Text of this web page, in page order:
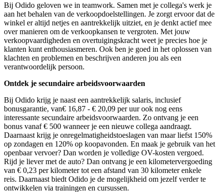
Bij Odido geloven we in teamwork. Samen met je collega's werk je
aan het behalen van de verkoopdoelstellingen. Je zorgt ervoor dat de
winkel er altijd netjes en aantrekkelijk uitziet, en je denkt actief mee
over manieren om de verkoopkansen te vergroten. Met jouw
verkoopvaardigheden en overtuigingskracht weet je precies hoe je
klanten kunt enthousiasmeren. Ook ben je goed in het oplossen van
klachten en problemen en beschrijven anderen jou als een
verantwoordelijk persoon.
Ontdek je secundaire arbeidsvoorwaarden
Bij Odido krijg je naast een aantrekkelijk salaris, inclusief
bonusgarantie, van€ 16,87 - € 20,09 per uur ook nog eens
interessante secundaire arbeidsvoorwaarden. Zo ontvang je een
bonus vanaf € 500 wanneer je een nieuwe collega aandraagt.
Daarnaast krijg je onregelmatigheidstoeslagen van maar liefst 150%
op zondagen en 120% op koopavonden. En maak je gebruik van het
openbaar vervoer? Dan worden je volledige OV-kosten vergoed.
Rijd je liever met de auto? Dan ontvang je een kilometervergoeding
van € 0,23 per kilometer tot een afstand van 30 kilometer enkele
reis. Daarnaast biedt Odido je de mogelijkheid om jezelf verder te
ontwikkelen via trainingen en cursussen.